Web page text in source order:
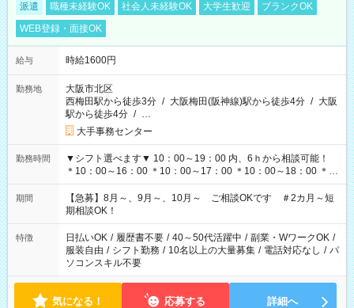
派遣 職種未経験OK 社会人未経験OK 大学生歓迎
ブランクOK
WEB登録・面接OK
給与 時給1600円
勤務地
大阪市北区
西梅田駅から徒歩3分 / 大阪梅田(阪神線)駅から徒歩4分 / 大阪
駅から徒歩4分 / …
大手事務センター
勤務時間
▼シフト選べます▼ 10：00～19：00 内、6ｈから相談可能！
＊10：00～16：00 ＊10：00～17：00 ＊10：00～18：00 ＊
11：00～19：00 ＊12：00～19：00 ＊13：00～19：00
期間
【急募】8月～、9月～、10月～ ご相談OKです ＃2カ月～短
期相談OK！
特徴 日払いOK / 履歴書不要 / 40～50代活躍中 / 副業・WワークOK /
服装自由 / シフト勤務 / 10名以上の大量募集 / 電話対応なし / パ
ソコンスキル不要
気になる！ 応募する 詳細へ